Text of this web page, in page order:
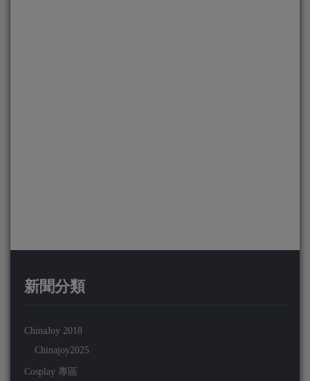
新聞分類
ChinaJoy 2018
Chinajoy2025
Cosplay 專區